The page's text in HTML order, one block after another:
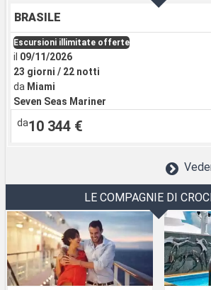
BRASILE
Seven Seas Mariner
da Miami
23 giorni / 22 notti
il 09/11/2026
Escursioni illimitate offerte
da10 344 €
LE COMPAGNIE DI